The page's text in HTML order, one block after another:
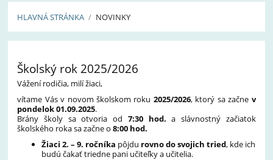
HLAVNÁ STRÁNKA / NOVINKY
Školský rok 2025/2026
Vážení rodičia, milí žiaci,
vítame Vás v novom školskom roku 2025/2026, ktorý sa začne v
pondelok 01.09.2025.
Brány školy sa otvoria od 7:30 hod. a slávnostný začiatok
školského roka sa začne o8:00 hod.
Žiaci 2. – 9. ročníka pôjdu rovno do svojich tried, kde ich
budú čakať triedne pani učiteľky a učitelia.